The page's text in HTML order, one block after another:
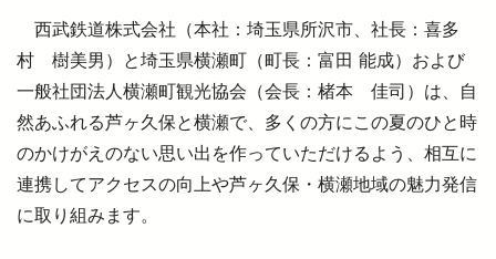
より安全に・快適に
ニュースルーム
企業情報
西武鉄道株式会社（本社：埼玉県所沢市、社長：喜多
村 樹美男）と埼玉県横瀬町（町長：富田 能成）および
一般社団法人横瀬町観光協会（会長：楮本 佳司）は、自
然あふれる芦ヶ久保と横瀬で、多くの方にこの夏のひと時
のかけがえのない思い出を作っていただけるよう、相互に
連携してアクセスの向上や芦ヶ久保・横瀬地域の魅力発信
に取り組みます。